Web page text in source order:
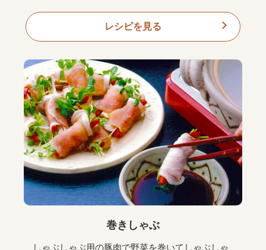
レシピを見る
巻きしゃぶ
しゃぶしゃぶ用の豚肉で野菜を巻いてしゃぶしゃ